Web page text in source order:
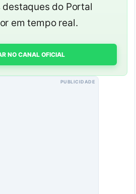
destaques do Portal
em tempo real.
NO CANAL OFICIAL
PUBLICIDADE